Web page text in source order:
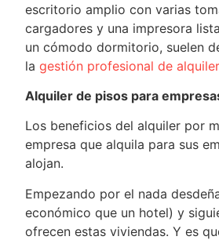
escritorio amplio con varias
cargadores y una impresora
un cómodo dormitorio, suelen
la gestión profesional de
Alquiler de pisos para
Los beneficios del alquiler por
empresa que alquila para sus
alojan.
Empezando por el nada
económico que un hotel) y
ofrecen estas viviendas. Y es